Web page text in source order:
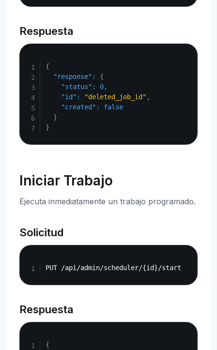
Respuesta
{
"response" :
{
"status" : 0,
"id" : "deleted_job_id" ,
"created" :
false
}
}
Iniciar Trabajo
Ejecuta inmediatamente un trabajo programado.
Solicitud
Respuesta
{